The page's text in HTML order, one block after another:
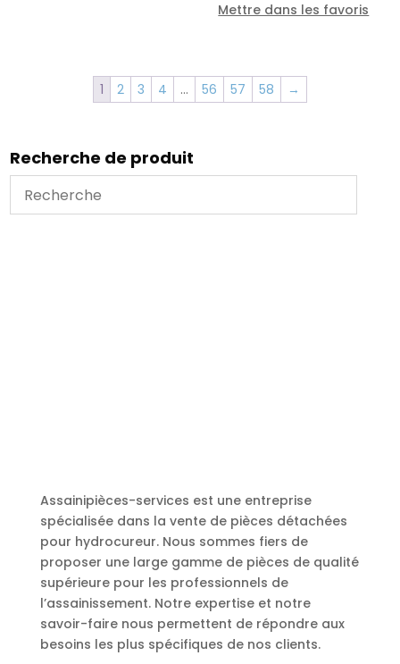
Mettre dans les favoris
1 2 3 4 … 56 57 58 →
Recherche de produit
Assainipièces-services est une entreprise
spécialisée dans la vente de pièces détachées
pour hydrocureur. Nous sommes fiers de
proposer une large gamme de pièces de qualité
supérieure pour les professionnels de
l’assainissement. Notre expertise et notre
savoir-faire nous permettent de répondre aux
besoins les plus spécifiques de nos clients.